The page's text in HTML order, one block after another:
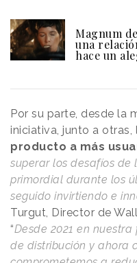
Magnum
una
hace un
Por su parte, desde la
iniciativa, junto a otras,
producto a más
superar los desafíos de
primordial durante los
seguido invirtiendo e
Turgut, Director de
“Desde 2021 en
de distribución y ahora